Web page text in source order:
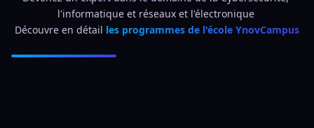
l'informatique et réseaux et l'électronique
Découvre en détail les programmes de l'école YnovCampus